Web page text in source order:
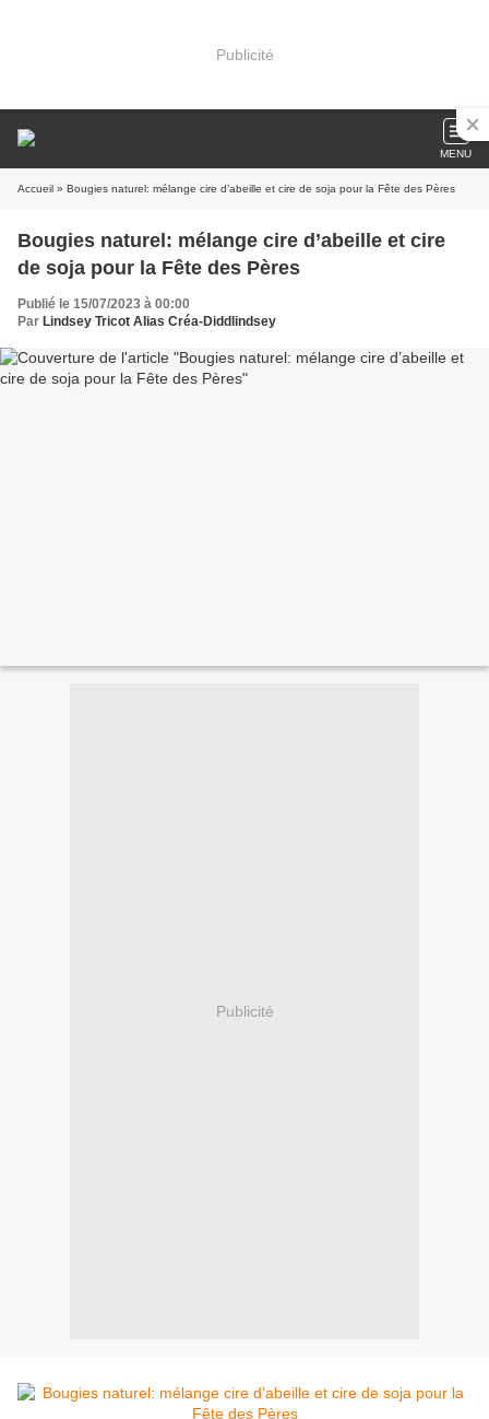
Publicité
MENU
Accueil » Bougies naturel: mélange cire d’abeille et cire de soja pour la Fête des Pères
Bougies naturel: mélange cire d’abeille et cire
de soja pour la Fête des Pères
Publié le 15/07/2023 à 00:00
Par Lindsey Tricot Alias Créa-Diddlindsey
Publicité